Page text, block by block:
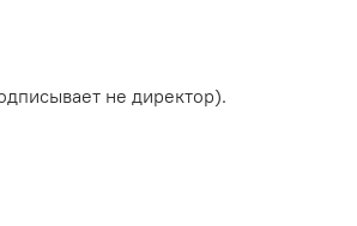
не директор).